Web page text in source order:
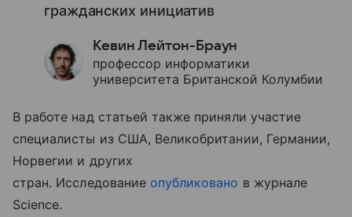
гражданских инициатив
Кевин Лейтон-Браун
профессор информатики
университета Британской Колумбии
В работе над статьей также приняли участие
специалисты из США, Великобритании, Германии,
Норвегии и других
стран. Исследование опубликовано в журнале
Science.